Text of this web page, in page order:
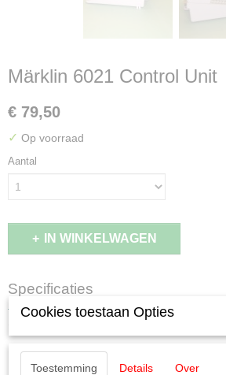
Märklin 6021 Control Unit
€ 79,50
✓ Op voorraad
Aantal
IN WINKELWAGEN
Specificaties
EAN code
4001883060217
Productcode leverancier
6021
Märklin 6021 Control Unit
Cookies toestaan Opties
Toestemming Details Over